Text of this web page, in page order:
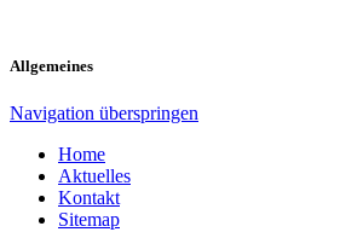
Allgemeines
Navigation überspringen
Home
Aktuelles
Kontakt
Sitemap